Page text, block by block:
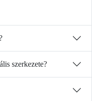
szerkezete?